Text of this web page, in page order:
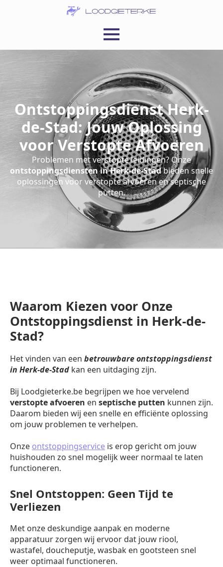
Ontstoppingsdienst Herk-
de-Stad: Jouw Oplossing
voor Verstopte Afvoeren
Problemen met verstopte leidingen? Onze
ontstoppingsdiensten in Herk-de-Stadbieden snelle
oplossingen voor verstopte afvoeren en septische
putten.
Waarom Kiezen voor Onze
Ontstoppingsdienst in Herk-de-
Stad?
Het vinden van een betrouwbare ontstoppingsdienst
in Herk-de-Stad kan een uitdaging zijn.
Bij Loodgieterke.be begrijpen we hoe vervelend
verstopte afvoeren en septische putten kunnen zijn.
Daarom bieden wij een snelle en efficiënte oplossing
om jouw problemen te verhelpen.
Onze ontstoppingservice is erop gericht om jouw
huishouden zo snel mogelijk weer normaal te laten
functioneren.
Snel Ontstoppen: Geen Tijd te
Verliezen
Met onze deskundige aanpak en moderne
apparatuur zorgen wij ervoor dat jouw riool,
wastafel, doucheputje, wasbak en gootsteen snel
weer optimaal functioneren.